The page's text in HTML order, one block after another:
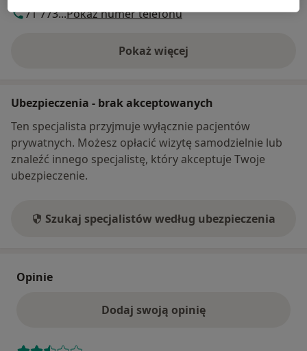
71 773...Pokaż numer telefonu
Pokaż więcej
o adresie
Ubezpieczenia - brak akceptowanych
Ten specjalista przyjmuje wyłącznie pacjentów
prywatnych. Możesz opłacić wizytę samodzielnie lub
znaleźć innego specjalistę, który akceptuje Twoje
ubezpieczenie.
Szukaj specjalistów według ubezpieczenia
Opinie
Dodaj swoją opinię